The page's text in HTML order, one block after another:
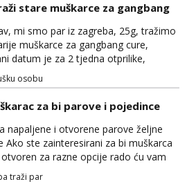
po tijelu koji me jako
kad muskarac preuzme
. javi se :) Klikni na link ispod i nadji
cekam te!
stare muškarce za gangbang
mi smo par iz zagreba, 25g, tražimo
muškarce za gangbang cure,
datum je za 2 tjedna otprilike,
se javite na wapp ako odgovarate
osobu
za bi parove i pojedince
napaljene i otvorene parove željne
Ako ste zainteresirani za bi muškarca
za razne opcije rado ću vam
Javite se na Mail
traži par